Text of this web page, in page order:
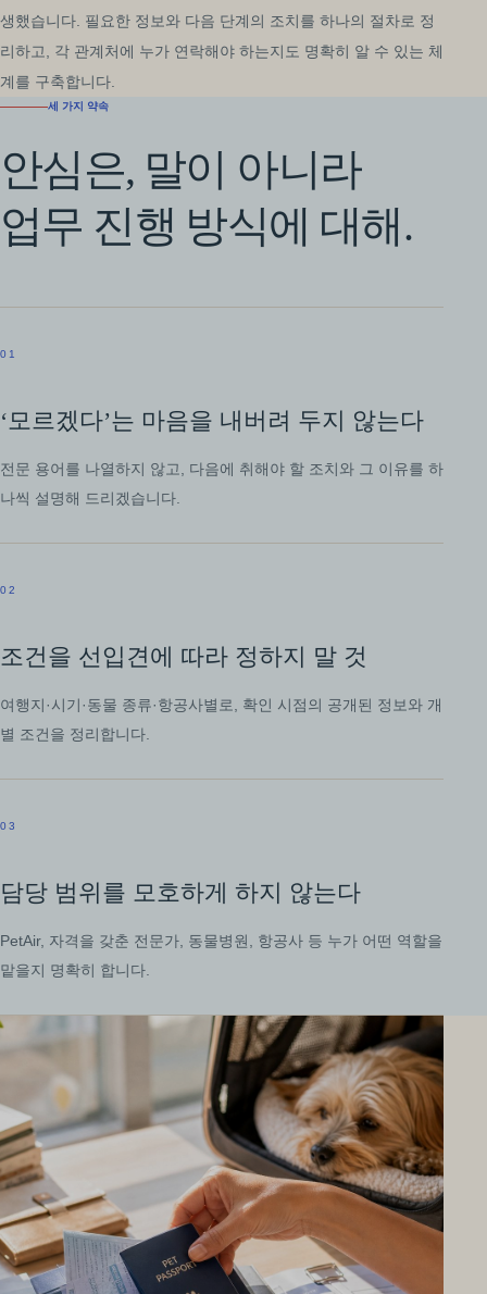
생했습니다. 필요한 정보와 다음 단계의 조치를 하나의 절차로 정
리하고, 각 관계처에 누가 연락해야 하는지도 명확히 알 수 있는 체
계를 구축합니다.
세 가지 약속
안심은, 말이 아니라
업무 진행 방식에 대해.
01
‘모르겠다’는 마음을 내버려 두지 않는다
전문 용어를 나열하지 않고, 다음에 취해야 할 조치와 그 이유를 하
나씩 설명해 드리겠습니다.
02
조건을 선입견에 따라 정하지 말 것
여행지·시기·동물 종류·항공사별로, 확인 시점의 공개된 정보와 개
별 조건을 정리합니다.
03
담당 범위를 모호하게 하지 않는다
PetAir, 자격을 갖춘 전문가, 동물병원, 항공사 등 누가 어떤 역할을
맡을지 명확히 합니다.